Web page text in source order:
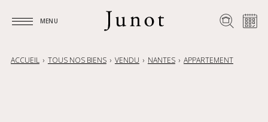
MENU
ACCUEIL TOUS NOS BIENS VENDU NANTES APPARTEMENT